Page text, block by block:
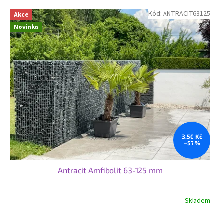
Akce
Novinka
3,50 Kč
–57 %
Antracit Amfibolit 63-125 mm
Skladem
Kód: ANTRACIT63125